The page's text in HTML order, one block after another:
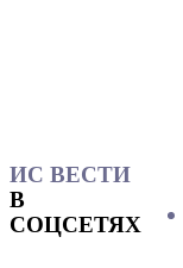
ИС ВЕСТИ
В
СОЦСЕТЯХ